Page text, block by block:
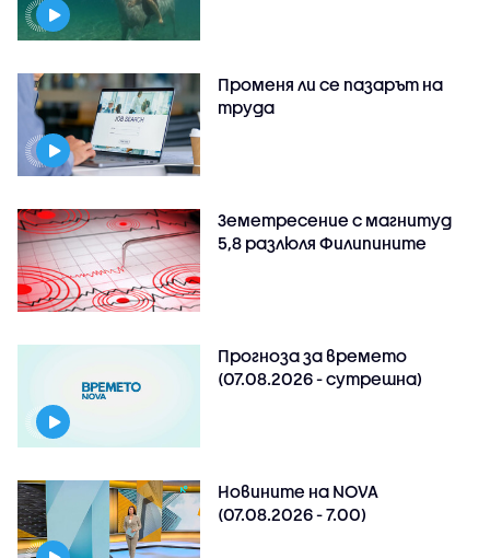
Променя ли се пазарът на
труда
Земетресение с магнитуд
5,8 разлюля Филипините
Прогноза за времето
(07.08.2026 - сутрешна)
Новините на NOVA
(07.08.2026 - 7.00)